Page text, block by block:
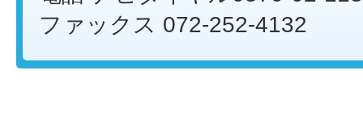
ファックス 072-252-4132